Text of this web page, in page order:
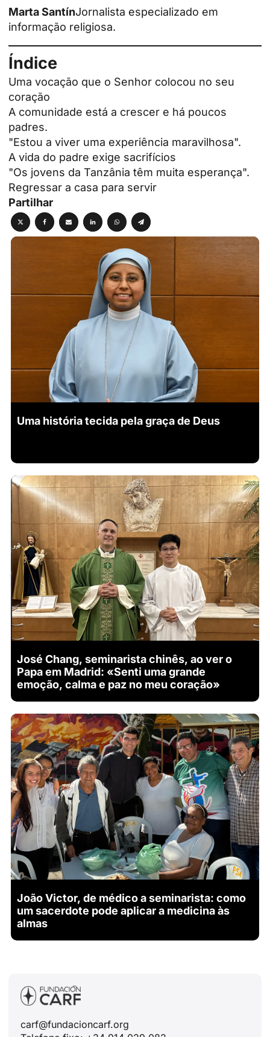
Marta SantínJornalista especializado em
informação religiosa.
Índice
Uma vocação que o Senhor colocou no seu
coração
A comunidade está a crescer e há poucos
padres.
"Estou a viver uma experiência maravilhosa".
A vida do padre exige sacrifícios
"Os jovens da Tanzânia têm muita esperança".
Regressar a casa para servir
Partilhar
Uma história tecida pela graça de Deus
José Chang, seminarista chinês, ao ver o
Papa em Madrid: «Senti uma grande
emoção, calma e paz no meu coração»
João Victor, de médico a seminarista: como
um sacerdote pode aplicar a medicina às
almas
carf@fundacioncarf.org